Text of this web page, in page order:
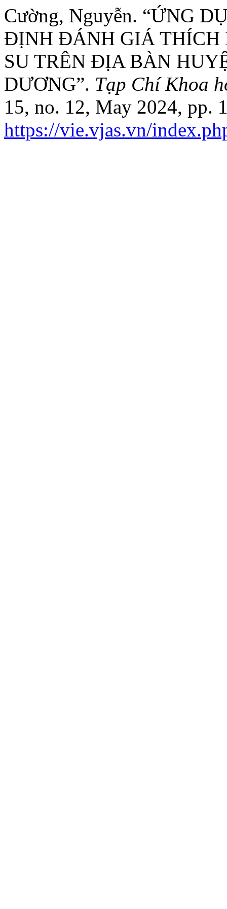
Cường, Nguyễn. “ỨNG
ĐỊNH ĐÁNH GIÁ THÍCH
SU TRÊN ĐỊA BÀN
DƯƠNG”. Tạp Chí Khoa
15, no. 12, May 2024, pp.
https://vie.vjas.vn/